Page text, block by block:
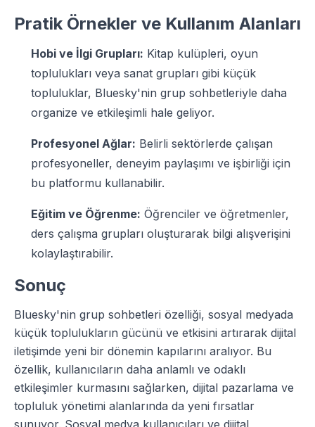
Pratik Örnekler ve Kullanım Alanları
Hobi ve İlgi Grupları: Kitap kulüpleri, oyun
toplulukları veya sanat grupları gibi küçük
topluluklar, Bluesky'nin grup sohbetleriyle daha
organize ve etkileşimli hale geliyor.
Profesyonel Ağlar: Belirli sektörlerde çalışan
profesyoneller, deneyim paylaşımı ve işbirliği için
bu platformu kullanabilir.
Eğitim ve Öğrenme: Öğrenciler ve öğretmenler,
ders çalışma grupları oluşturarak bilgi alışverişini
kolaylaştırabilir.
Sonuç
Bluesky'nin grup sohbetleri özelliği, sosyal medyada
küçük toplulukların gücünü ve etkisini artırarak dijital
iletişimde yeni bir dönemin kapılarını aralıyor. Bu
özellik, kullanıcıların daha anlamlı ve odaklı
etkileşimler kurmasını sağlarken, dijital pazarlama ve
topluluk yönetimi alanlarında da yeni fırsatlar
sunuyor. Sosyal medya kullanıcıları ve dijital